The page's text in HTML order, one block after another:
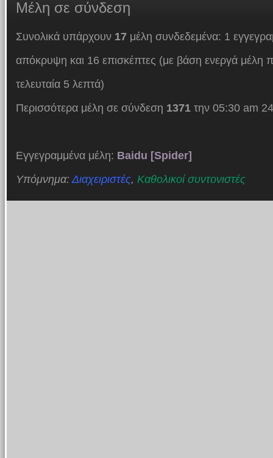
Μέλη σε σύνδεση
Συνολικά υπάρχουν 17μέλη συνδεδεμένα: 1
απόκρυψη και 16 επισκέπτες (με βάση ενεργά μέλη
τελευταία 5 λεπτά)
Περισσότερα μέλη σε σύνδεση 1371την 05:30 am
Εγγεγραμμένα μέλη: Baidu [Spider]
Υπόμνημα:Διαχειριστές, Καθολικοί συντονιστές